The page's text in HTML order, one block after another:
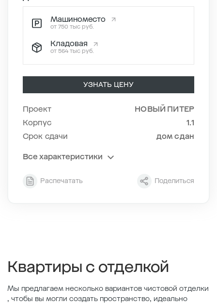
Машиноместо
от 750 тыс руб.
Кладовая
от 564 тыс руб.
УЗНАТЬ ЦЕНУ
Проект
НОВЫЙ ПИТЕР
Корпус
1.1
Срок сдачи
дом сдан
Все характеристики
Секция
2
Распечатать Поделиться
Квартиры с отделкой
Мы предлагаем несколько вариантов чистовой отделки
, чтобы вы могли создать пространство, идеально